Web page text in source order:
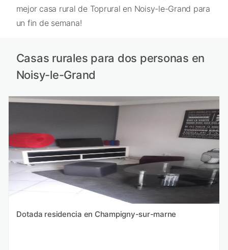
mejor casa rural de Toprural en Noisy-le-Grand para
un fin de semana!
Casas rurales para dos personas en
Noisy-le-Grand
Dotada residencia en Champigny-sur-marne